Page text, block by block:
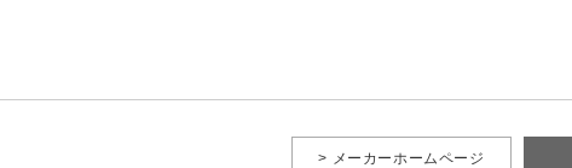
> メーカーホームページ